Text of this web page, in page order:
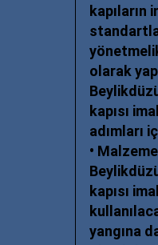
kapıların
olarak
kapısı
adımları
•
kapısı
yangına